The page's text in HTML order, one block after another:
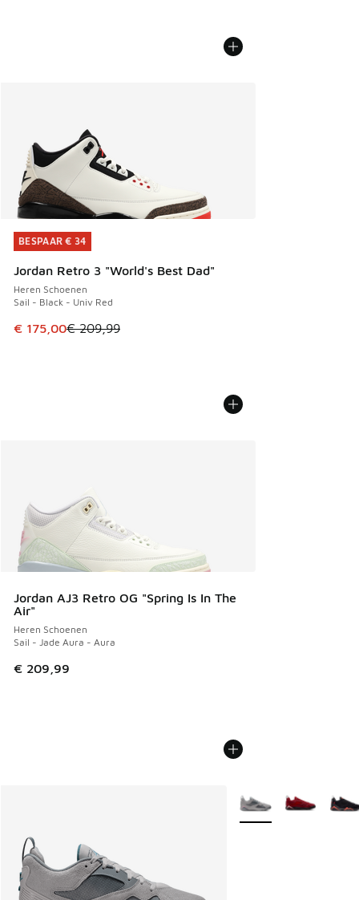
BESPAAR € 34
Jordan Retro 3 "World's Best Dad"
Heren Schoenen
Sail - Black - Univ Red
Dit artikel is in de uitverkoop. Dit artikel is in de
€ 175,00€ 209,99
BESPAAR € 34
Jordan AJ3 Retro OG "Spring Is In The
Air"
Heren Schoenen
Sail - Jade Aura - Aura
€ 209,99
Meer kleuren